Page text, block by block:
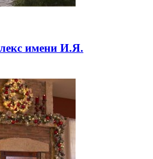
имени И.Я.